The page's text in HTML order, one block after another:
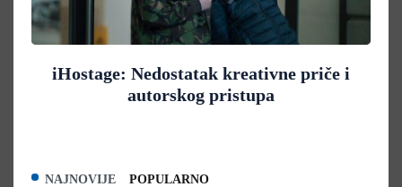
iHostage: Nedostatak kreativne priče i
autorskog pristupa
NAJNOVIJE POPULARNO